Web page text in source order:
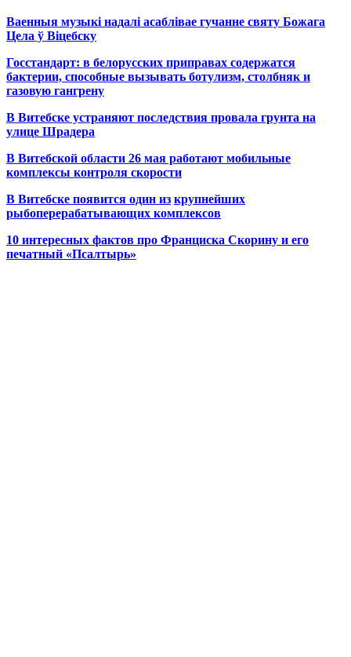
Ваенныя музыкі надалі асаблівае гучанне святу Божага
Цела ў Віцебску
Госстандарт: в белорусских приправах содержатся
бактерии, способные вызывать ботулизм, столбняк и
газовую гангрену
В Витебске устраняют последствия провала грунта на
улице Шрадера
В Витебской области 26 мая работают мобильные
комплексы контроля скорости
В Витебске появится один из крупнейших
рыбоперерабатывающих комплексов
10 интересных фактов про Франциска Скорину и его
печатный «Псалтырь»